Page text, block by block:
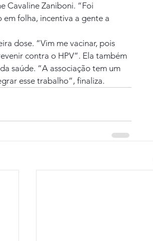
Cavaline Zaniboni. “Foi
folha, incentiva a gente a
dose. “Vim me vacinar, pois
contra o HPV”. Ela também
saúde. “A associação tem um
esse trabalho”, finaliza.